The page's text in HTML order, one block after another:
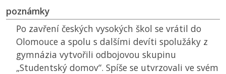
poznámky
Po zavření českých vysokých škol se vrátil do
Olomouce a spolu s dalšími devíti spolužáky z
gymnázia vytvořili odbojovou skupinu
„Studentský domov“. Spíše se utvrzovali ve svém